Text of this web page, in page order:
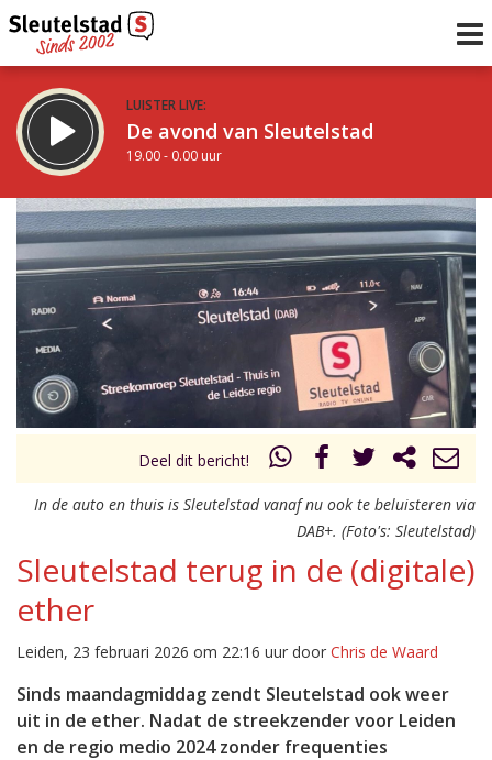
LUISTER LIVE:
De avond van Sleutelstad
19.00 - 0.00 uur
STRAKS:
De nacht van Sleutelstad
0.00 - 6.00 uur
Vorig uur
uur 1 van 0 Volgend uur
Deel dit bericht!
In de auto en thuis is Sleutelstad vanaf nu ook te beluisteren via
DAB+. (Foto's: Sleutelstad)
Sleutelstad terug in de (digitale)
ether
Leiden, 23 februari 2026 om 22:16 uur door Chris de Waard
Sinds maandagmiddag zendt Sleutelstad ook weer
uit in de ether. Nadat de streekzender voor Leiden
en de regio medio 2024 zonder frequenties